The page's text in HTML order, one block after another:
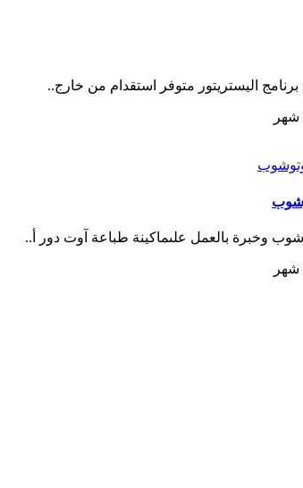
اليستريتور متوفر استقدام من خارج..
وخبرة بالعمل علىماكينة طباعة آوت دور أ..